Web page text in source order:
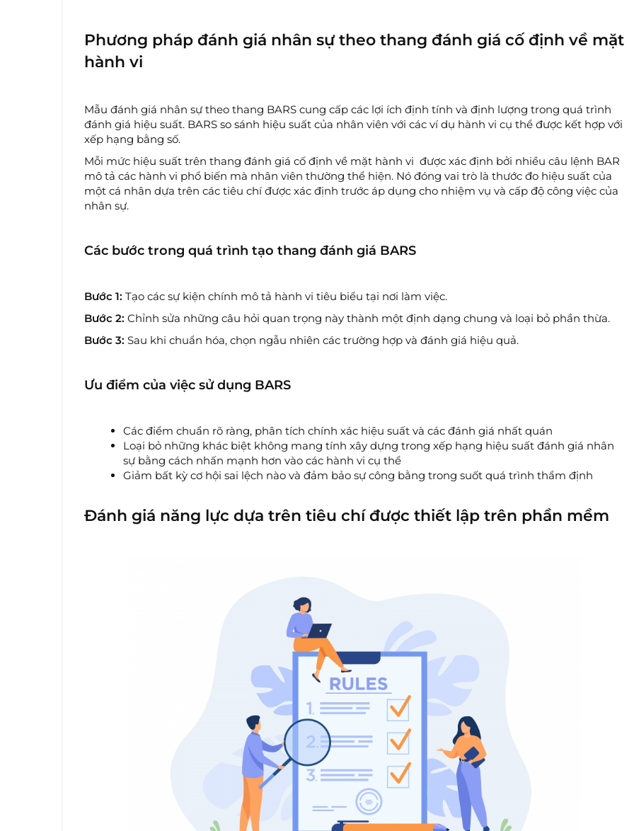
Phương pháp đánh giá nhân sự theo thang đánh giá cố định về mặt
hành vi
Mẫu đánh giá nhân sự theo thang BARS cung cấp các lợi ích định tính và định lượng trong quá trình
đánh giá hiệu suất. BARS so sánh hiệu suất của nhân viên với các ví dụ hành vi cụ thể được kết hợp với
xếp hạng bằng số.
Mỗi mức hiệu suất trên thang đánh giá cố định về mặt hành vi được xác định bởi nhiều câu lệnh BAR
mô tả các hành vi phổ biến mà nhân viên thường thể hiện. Nó đóng vai trò là thước đo hiệu suất của
một cá nhân dựa trên các tiêu chí được xác định trước áp dụng cho nhiệm vụ và cấp độ công việc của
nhân sự.
Các bước trong quá trình tạo thang đánh giá BARS
Bước 1: Tạo các sự kiện chính mô tả hành vi tiêu biểu tại nơi làm việc.
Bước 2: Chỉnh sửa những câu hỏi quan trọng này thành một định dạng chung và loại bỏ phần thừa.
Bước 3: Sau khi chuẩn hóa, chọn ngẫu nhiên các trường hợp và đánh giá hiệu quả.
Ưu điểm của việc sử dụng BARS
Các điểm chuẩn rõ ràng, phân tích chính xác hiệu suất và các đánh giá nhất quán
Loại bỏ những khác biệt không mang tính xây dựng trong xếp hạng hiệu suất đánh giá nhân
sự bằng cách nhấn mạnh hơn vào các hành vi cụ thể
Giảm bất kỳ cơ hội sai lệch nào và đảm bảo sự công bằng trong suốt quá trình thẩm định
Đánh giá năng lực dựa trên tiêu chí được thiết lập trên phần mềm